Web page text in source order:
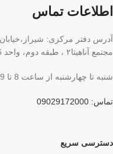
اطلاعات تماس
آدرس دفتر مرکزی:
مجتمع آناهیتا۲ ، طبقه دوم، واحد 56
شنبه تا چهارشنبه از ساعت 8 تا 19 و پنج شنبه ها 8 تا 2 بعد از ظهر
تماس: 09029172000
دسترسی سریع